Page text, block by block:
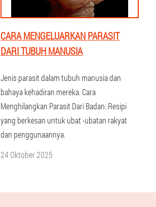
CARA MENGELUARKAN PARASIT
DARI TUBUH MANUSIA
Jenis parasit dalam tubuh manusia dan
bahaya kehadiran mereka. Cara
Menghilangkan Parasit Dari Badan: Resipi
yang berkesan untuk ubat -ubatan rakyat
dan penggunaannya.
24 Oktober 2025